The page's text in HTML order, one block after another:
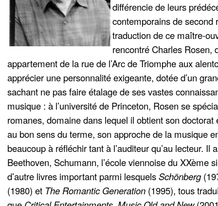
différencie de leurs
contemporains de second
traduction de ce maître-
rencontré Charles Rosen,
appartement de la rue de l’Arc de Triomphe aux
apprécier une personnalité exigeante, dotée d’un
sachant ne pas faire étalage de ses vastes
musique : à l’université de Princeton, Rosen se
romanes, domaine dans lequel il obtient son doctorat
au bon sens du terme, son approche de la musique
beaucoup à réfléchir tant à l’auditeur qu’au lecteur. Il
Beethoven, Schumann, l’école viennoise du XXème
d’autre livres important parmi lesquelsSchönberg
(1980) et The Romantic Generation (1995), tous